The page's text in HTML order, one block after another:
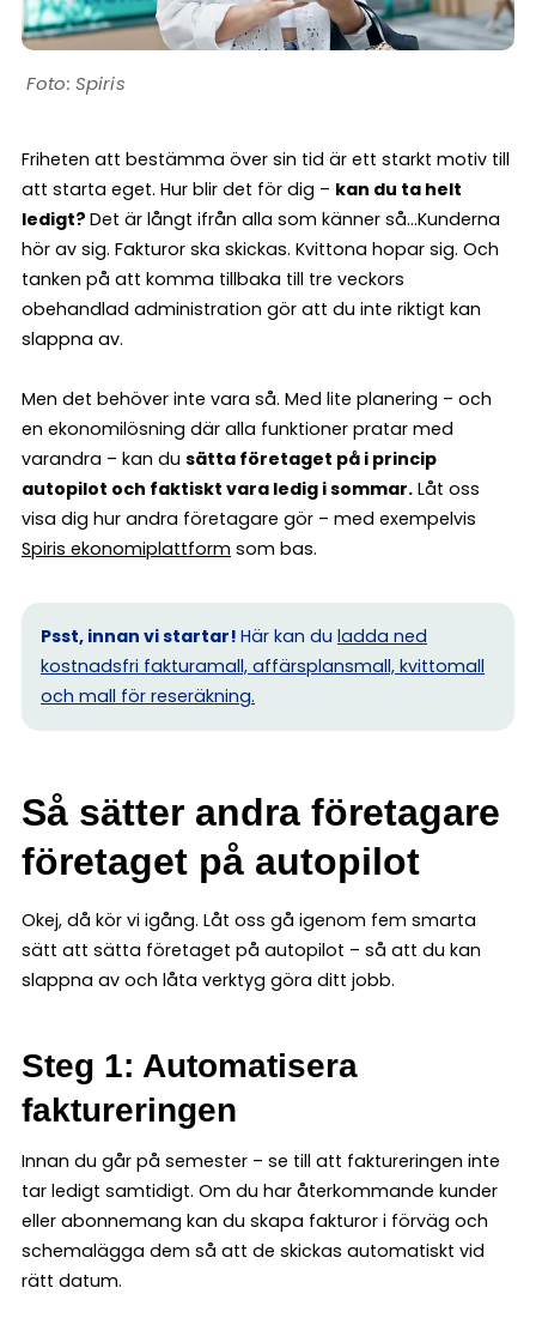
Spiris
Friheten att bestämma över sin tid är ett starkt motiv till
att starta eget. Hur blir det för dig – kan du ta helt
ledigt? Det är långt ifrån alla som känner så…Kunderna
hör av sig. Fakturor ska skickas. Kvittona hopar sig. Och
tanken på att komma tillbaka till tre veckors
obehandlad administration gör att du inte riktigt kan
slappna av.
Men det behöver inte vara så. Med lite planering – och
en ekonomilösning där alla funktioner pratar med
varandra – kan du sätta företaget på i princip
autopilot och faktiskt vara ledig i sommar. Låt oss
visa dig hur andra företagare gör – med exempelvis
Spiris ekonomiplattform som bas.
Psst, innan vi startar! Här kan du ladda ned
kostnadsfri fakturamall, affärsplansmall, kvittomall
och mall för reseräkning.
Så sätter andra företagare
företaget på autopilot
Okej, då kör vi igång. Låt oss gå igenom fem smarta
sätt att sätta företaget på autopilot – så att du kan
slappna av och låta verktyg göra ditt jobb.
Steg 1: Automatisera
faktureringen
Innan du går på semester – se till att faktureringen inte
tar ledigt samtidigt. Om du har återkommande kunder
eller abonnemang kan du skapa fakturor i förväg och
schemalägga dem så att de skickas automatiskt vid
rätt datum.